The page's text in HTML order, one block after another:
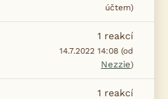
účtem)
1 reakcí
14.7.2022 14:08 (od
Nezzie)
1 reakcí